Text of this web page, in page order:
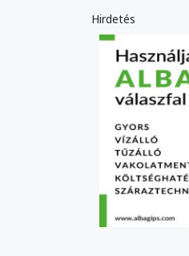
Hirdetés